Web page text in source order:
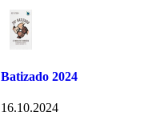
Batizado 2024
16.10.2024